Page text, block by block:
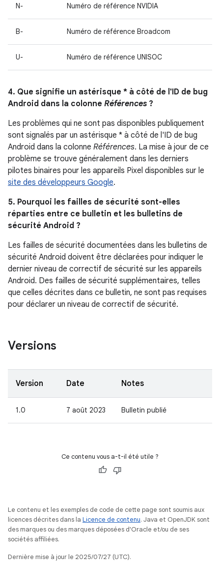
N- Numéro de référence NVIDIA
B- Numéro de référence Broadcom
U- Numéro de référence UNISOC
4. Que signifie un astérisque * à côté de l'ID de bug
Android dans la colonne Références ?
Les problèmes qui ne sont pas disponibles publiquement
sont signalés par un astérisque * à côté de l'ID de bug
Android dans la colonne Références. La mise à jour de ce
problème se trouve généralement dans les derniers
pilotes binaires pour les appareils Pixel disponibles sur le
site des développeurs Google.
5. Pourquoi les failles de sécurité sont-elles
réparties entre ce bulletin et les bulletins de
sécurité Android ?
Les failles de sécurité documentées dans les bulletins de
sécurité Android doivent être déclarées pour indiquer le
dernier niveau de correctif de sécurité sur les appareils
Android. Des failles de sécurité supplémentaires, telles
que celles décrites dans ce bulletin, ne sont pas requises
pour déclarer un niveau de correctif de sécurité.
Versions
Version Date Notes
1.0 7 août 2023 Bulletin publié
Ce contenu vous a-t-il été utile ?
Le contenu et les exemples de code de cette page sont soumis aux
licences décrites dans la Licence de contenu. Java et OpenJDK sont
des marques ou des marques déposées d'Oracle et/ou de ses
sociétés affiliées.
Dernière mise à jour le 2025/07/27 (UTC).